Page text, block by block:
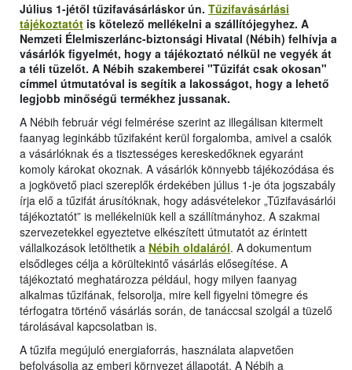
Július 1-jétől tűzifavásárláskor ún. Tűzifavásárlási
tájékoztatót is kötelező mellékelni a szállítójegyhez. A
Nemzeti Élelmiszerlánc-biztonsági Hivatal (Nébih) felhívja a
vásárlók figyelmét, hogy a tájékoztató nélkül ne vegyék át
a téli tüzelőt. A Nébih szakemberei "Tűzifát csak okosan"
címmel útmutatóval is segítik a lakosságot, hogy a lehető
legjobb minőségű termékhez jussanak.
A Nébih február végi felmérése szerint az illegálisan kitermelt
faanyag leginkább tűzifaként kerül forgalomba, amivel a csalók
a vásárlóknak és a tisztességes kereskedőknek egyaránt
komoly károkat okoznak. A vásárlók könnyebb tájékozódása és
a jogkövető piaci szereplők érdekében július 1-je óta jogszabály
írja elő a tűzifát árusítóknak, hogy adásvételekor „Tűzifavásárlói
tájékoztatót” is mellékelniük kell a szállítmányhoz. A szakmai
szervezetekkel egyeztetve elkészített útmutatót az érintett
vállalkozások letölthetik a Nébih oldaláról. A dokumentum
elsődleges célja a körültekintő vásárlás elősegítése. A
tájékoztató meghatározza például, hogy milyen faanyag
alkalmas tűzifának, felsorolja, mire kell figyelni tömegre és
térfogatra történő vásárlás során, de tanáccsal szolgál a tüzelő
tárolásával kapcsolatban is.
A tűzifa megújuló energiaforrás, használata alapvetően
befolyásolja az emberi környezet állapotát. A Nébih a